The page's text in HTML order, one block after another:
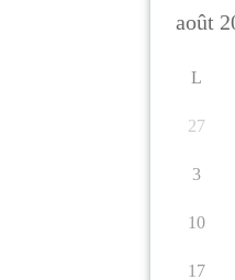
L
27
3
10
17